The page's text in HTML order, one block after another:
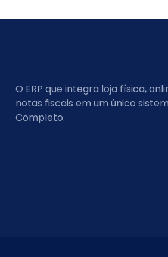
O ERP que integra loja física,
notas fiscais em um único
Completo.